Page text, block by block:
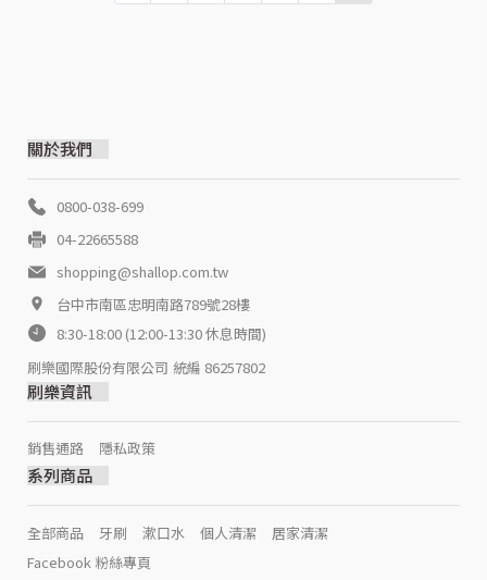
關於我們
0800-038-699
04-22665588
shopping@shallop.com.tw
台中市南區忠明南路789號28樓
8:30-18:00 (12:00-13:30 休息時間)
刷樂國際股份有限公司 統編 86257802
刷樂資訊
銷售通路 隱私政策
系列商品
全部商品 牙刷 漱口水 個人清潔
居家清潔
Facebook 粉絲專頁